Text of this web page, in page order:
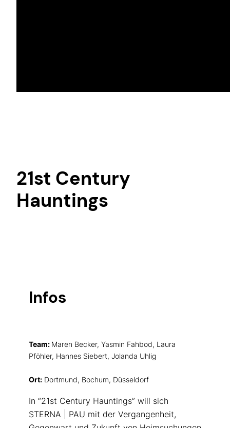
21st Century
Hauntings
Infos
Team: Maren Becker, Yasmin Fahbod, Laura
Pföhler, Hannes Siebert, Jolanda Uhlig
Ort: Dortmund, Bochum, Düsseldorf
In “21st Century Hauntings” will sich
STERNA | PAU mit der Vergangenheit,